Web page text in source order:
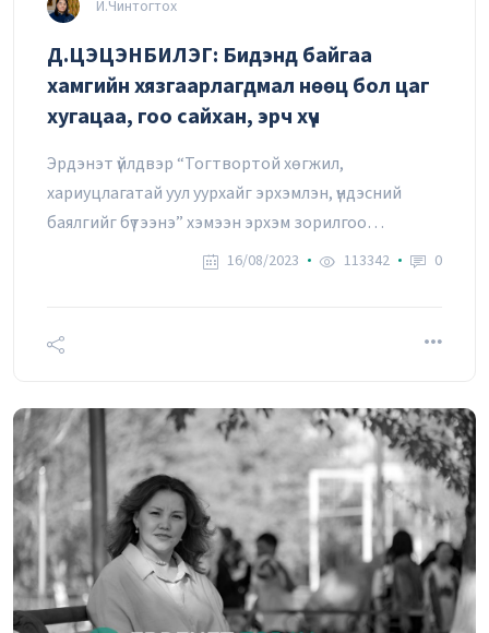
И.Чинтогтох
Д.ЦЭЦЭНБИЛЭГ: Бидэнд байгаа
хамгийн хязгаарлагдмал нөөц бол цаг
хугацаа, гоо сайхан, эрч хүч
Эрдэнэт үйлдвэр “Тогтвортой хөгжил,
хариуцлагатай уул уурхайг эрхэмлэн, үндэсний
баялгийг бүтээнэ” хэмээн эрхэм зорилгоо
16/08/2023 113342 0